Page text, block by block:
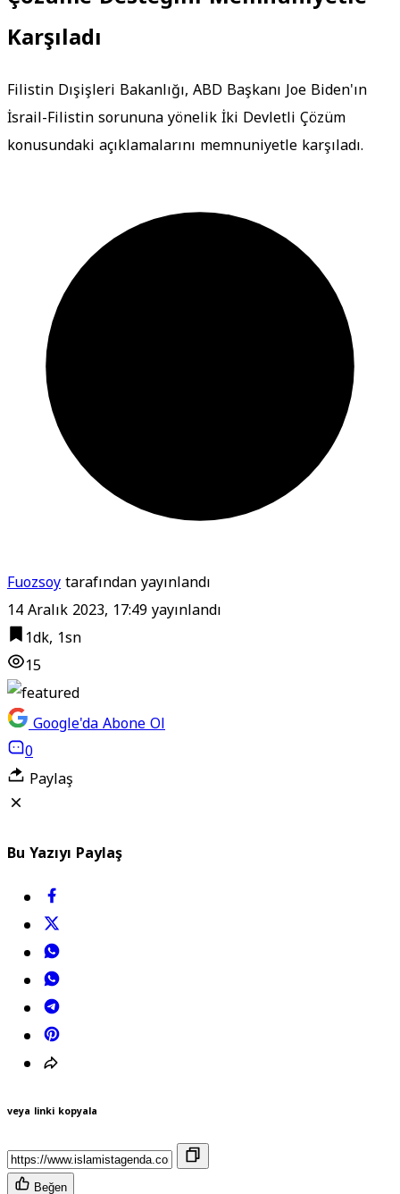
Karşıladı
Filistin Dışişleri Bakanlığı, ABD Başkanı Joe Biden'ın
İsrail-Filistin sorununa yönelik İki Devletli Çözüm
konusundaki açıklamalarını memnuniyetle karşıladı.
Fuozsoytarafından yayınlandı
14 Aralık 2023, 17:49yayınlandı
1dk, 1sn
15
Google'da Abone Ol
0
Paylaş
Bu Yazıyı Paylaş
veya linki kopyala
Beğen